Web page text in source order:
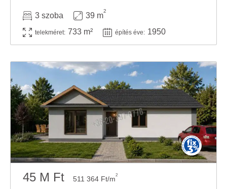
3 szoba 39 m
2
telekméret: 733 m² építés éve: 1950
45 M Ft 511 364 Ft/m2